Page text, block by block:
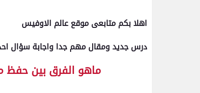
اهلا بكم متابعى موقع عالم الاوفيس
درس جديد ومقال مهم جدا واجابة سؤال
ماهو الفرق بين حفظ